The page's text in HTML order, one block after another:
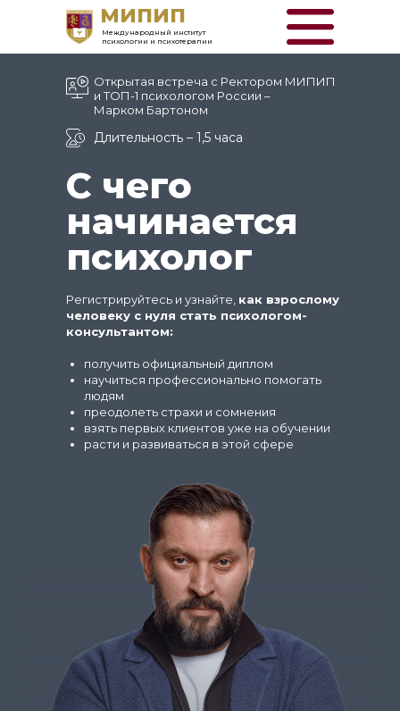
МИПИП
Международный институт
психологии и психотерапии
Открытая встреча с Ректором МИПИП
и ТОП-1 психологом России –
Марком Бартоном
С чего
начинается
психолог
Регистрируйтесь и узнайте, как взрослому
человеку с нуля стать психологом-
консультантом:
получить официальный диплом
научиться профессионально помогать
людям
преодолеть страхи и сомнения
взять первых клиентов уже на обучении
расти и развиваться в этой сфере
Длительность – 1,5 часа